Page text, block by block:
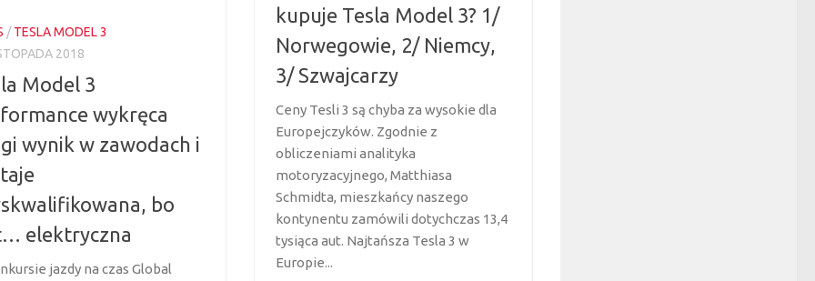
kupuje Tesla Model 3? 1/
Norwegowie, 2/ Niemcy,
3/ Szwajcarzy
Ceny Tesli 3 są chyba za wysokie dla
Europejczyków. Zgodnie z
obliczeniami analityka
motoryzacyjnego, Matthiasa
Schmidta, mieszkańcy naszego
kontynentu zamówili dotychczas 13,4
tysiąca aut. Najtańsza Tesla 3 w
Europie...
/TESLA MODEL 3
2018
Model 3
wykręca
wynik w zawodach i
bo
elektryczna
jazdy na czas Global